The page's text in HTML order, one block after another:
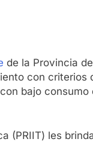
de la Provincia
con
bajo
(PRIIT) les